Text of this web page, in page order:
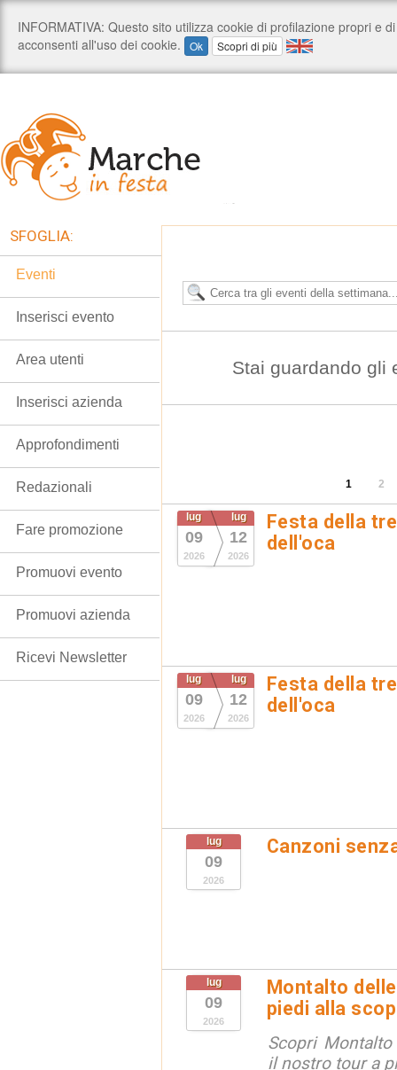
Stai guardando gli
1 2
lug
09
2026
lug
12
2026
Festa della
dell'oca
lug
09
2026
lug
12
2026
Festa della
dell'oca
lug
09
2026
Canzoni
lug
09
2026
Montalto
piedi alla
Scopri
il nostro tour a
SFOGLIA:
Eventi
Inserisci evento
Area utenti
Inserisci azienda
Approfondimenti
Redazionali
Fare promozione
Promuovi evento
Promuovi azienda
Ricevi Newsletter